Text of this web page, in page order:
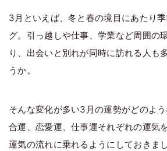
3月といえば、冬と春の境目にあたり
グ。引っ越しや仕事、学業など周囲の
り、出会いと別れが同時に訪れる人も
うか。
そんな変化が多い3月の運勢がどのよ
合運、恋愛運、仕事運それぞれの運気
運気の流れに乗れるようにしておきまし